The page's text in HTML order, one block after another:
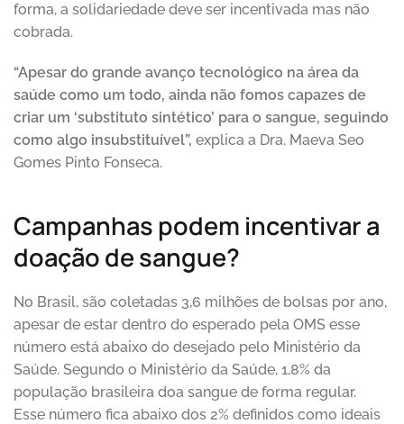
forma, a solidariedade deve ser incentivada mas não
cobrada.
“Apesar do grande avanço tecnológico na área da
saúde como um todo, ainda não fomos capazes de
criar um ‘substituto sintético’ para o sangue, seguindo
como algo insubstituível”, explica a Dra. Maeva Seo
Gomes Pinto Fonseca.
Campanhas podem incentivar a
doação de sangue?
No Brasil, são coletadas 3,6 milhões de bolsas por ano,
apesar de estar dentro do esperado pela OMS esse
número está abaixo do desejado pelo Ministério da
Saúde. Segundo o Ministério da Saúde, 1,8% da
população brasileira doa sangue de forma regular.
Esse número fica abaixo dos 2% definidos como ideais